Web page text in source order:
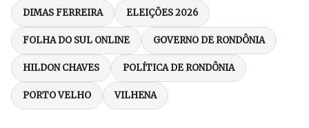
DIMAS FERREIRA ELEIÇÕES 2026
FOLHA DO SUL ONLINE GOVERNO DE RONDÔNIA
HILDON CHAVES POLÍTICA DE RONDÔNIA
PORTO VELHO VILHENA